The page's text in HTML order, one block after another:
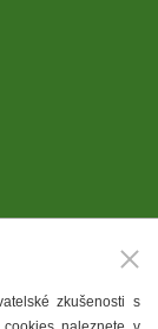
zkušenosti s